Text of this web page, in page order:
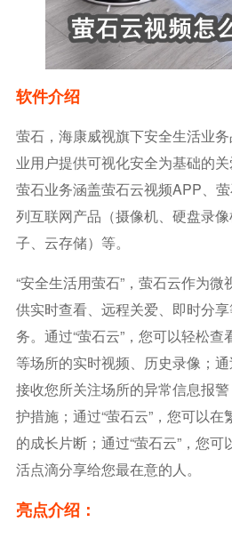
软件介绍
萤石，海康威视旗下安全生活业
业用户提供可视化安全为基础的关
萤石业务涵盖萤石云视频APP、
列互联网产品（摄像机、硬盘录
子、云存储）等。
“安全生活用萤石”，萤石云作为
供实时查看、远程关爱、即时分
务。通过“萤石云”，您可以轻松
等场所的实时视频、历史录像；
接收您所关注场所的异常信息报
护措施；通过“萤石云”，您可以
的成长片断；通过“萤石云”，您
活点滴分享给您最在意的人。
亮点介绍：